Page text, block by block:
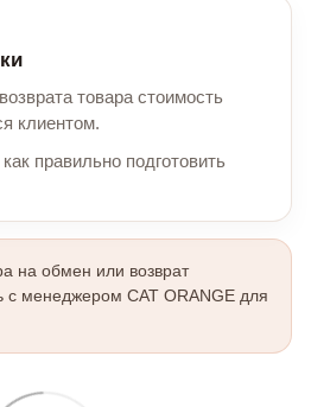
товара стоимость
клиентом.
правильно подготовить
на обмен или возврат
с менеджером CAT ORANGE для